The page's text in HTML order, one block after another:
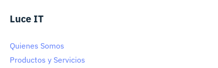
Luce IT
Quienes Somos
Productos y Servicios